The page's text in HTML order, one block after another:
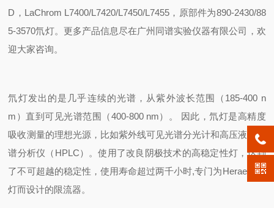
D ， LaChrom L7400/L7420/L7450/L7455 ， 原部件为890-2430/88
5-3570氘灯。更多产品信息尽在广州同谱实验仪器有限公司，欢
迎大家咨询。
氘灯发出的是几乎连续的光谱，从紫外波长范围（185-400 n
m）直到可见光谱范围（400-800 nm）。 因此，氘灯是高精度
吸收测量的理想光源，比如紫外线可见光谱分光计和高压液体色
谱分析仪（HPLC）。使用了改良阴极技术的高稳定性灯，达到
了不可超越的稳定性，使用寿命超过两千小时,专门为Heraeus氘
灯而设计的限流器。